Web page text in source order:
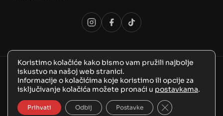
© 2026 Sva prava pridržana, FokusNaHit!
BozooArt
Koristimo kolačiće kako bismo vam pružili najbolje
iskustvo na našoj web stranici.
Informacije o kolačićima koje koristimo ili opcije za
isključivanje kolačića možete pronaći u postavkama.
Prihvati Odbij Postavke Close GDPR